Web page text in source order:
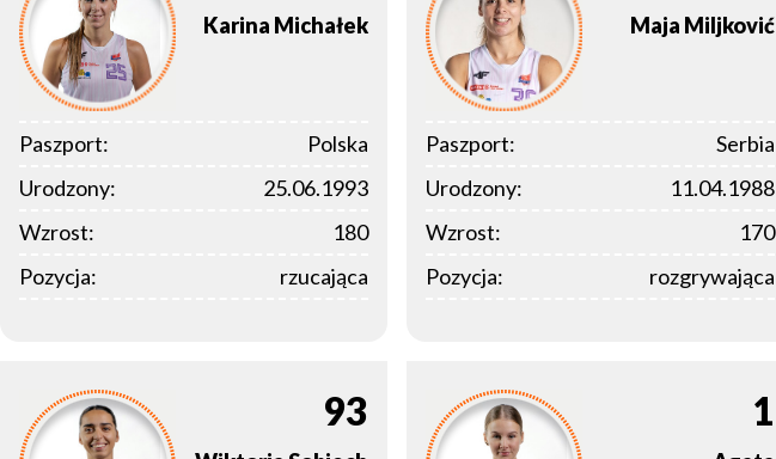
Karina Michałek
Paszport:
Polska
Urodzony:
25.06.1993
Wzrost:
180
Pozycja:
rzucająca
Maja Miljković
Paszport:
Serbia
Urodzony:
11.04.1988
Wzrost:
170
Pozycja:
rozgrywająca
93 1